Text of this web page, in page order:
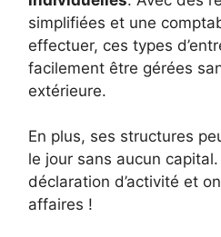
simplifiées et une
effectuer, ces types
facilement être gérées
extérieure.
En plus, ses structures
le jour sans aucun
déclaration d’activité et
affaires !